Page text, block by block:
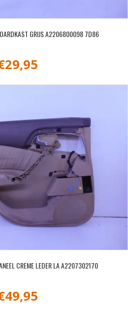
GRIJS A2206800098 7D86
29,95
CREME LEDER LA A2207302170
49,95